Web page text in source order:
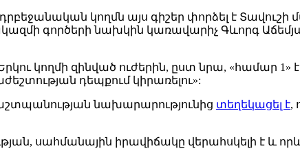
կողմն այս գիշեր փորձել է
գործերի նախկին կառավարիչ Գևորգ
կողմի զինված ուժերին, ըստ նրա, «համար
դեպքում կիրառելու»:
նախարարությունից տեղեկացել է,
սահմանային իրավիճակը վերահսկելի է և